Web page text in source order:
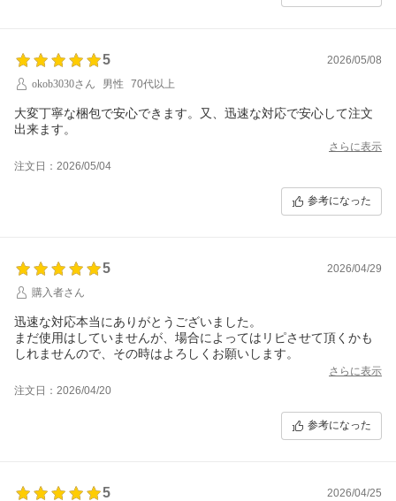
5
2026/05/08
okob3030さん
男性 70代以上
大変丁寧な梱包で安心できます。又、迅速な対応で安心して注文
出来ます。
さらに表示
注文日：2026/05/04
参考になった
5
2026/04/29
購入者さん
迅速な対応本当にありがとうございました。
まだ使用はしていませんが、場合によってはリピさせて頂くかも
さらに表示
注文日：2026/04/20
参考になった
5
2026/04/25